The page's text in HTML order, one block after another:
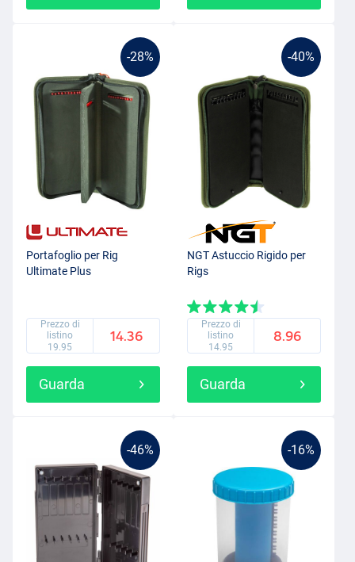
-28%
Portafoglio per Rig
Ultimate Plus
Prezzo di
listino
19.95
14.36
Guarda
-40%
NGT Astuccio Rigido per
Rigs
Prezzo di
listino
14.95
8.96
Guarda
-46% -16%